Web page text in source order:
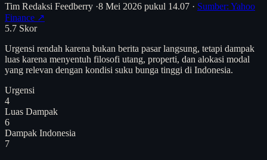
Tim Redaksi Feedberry ·8 Mei 2026 pukul 14.07 · Sumber: Yahoo
Finance ↗
5.7 Skor
Urgensi rendah karena bukan berita pasar langsung, tetapi dampak
luas karena menyentuh filosofi utang, properti, dan alokasi modal
yang relevan dengan kondisi suku bunga tinggi di Indonesia.
Urgensi
4
Luas Dampak
6
Dampak Indonesia
7